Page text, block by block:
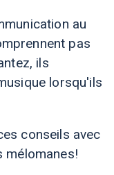
au
pas
ils
lorsqu'ils
conseils avec
mélomanes!